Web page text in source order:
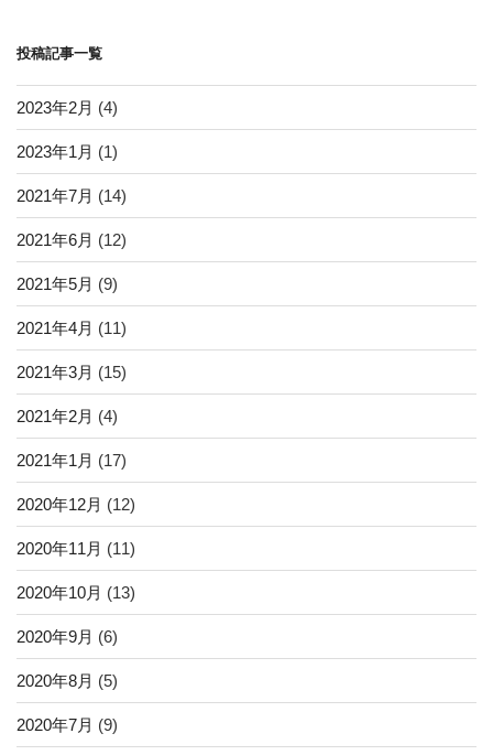
ン
投稿記事一覧
2023年2月 (4)
2023年1月 (1)
2021年7月 (14)
2021年6月 (12)
2021年5月 (9)
2021年4月 (11)
2021年3月 (15)
2021年2月 (4)
2021年1月 (17)
2020年12月 (12)
2020年11月 (11)
2020年10月 (13)
2020年9月 (6)
2020年8月 (5)
2020年7月 (9)